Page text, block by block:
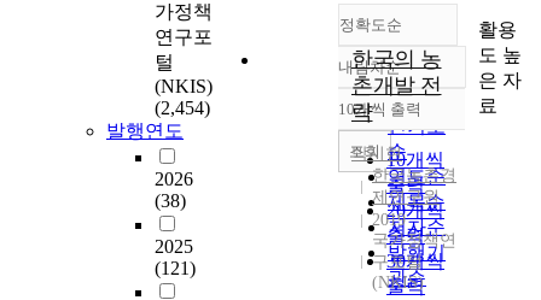
가정책
연구포
털
(NKIS)
(2,454)
발행연도
2026
(38)
2025
(121)
정확도순
정확도
순
인기도
순
연도순
제목순
저자순
발행기
관순
내림차순
내림차순
10개씩 출력
10개씩
출력
20개씩
출력
30개씩
출력
조회
한국의 농
촌개발 전
략
박시현
한국농촌경
제연구원
2019
국가정책연
구포털
(NKIS)
활용
도 높
은 자
료